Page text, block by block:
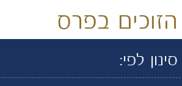
הזוכים בפרס
סינון לפי: